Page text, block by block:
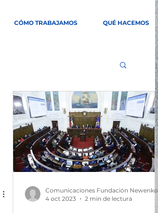
CÓMO TRABAJAMOS QUÉ HACEMOS
Comunicaciones Fundación Newenko
4 oct 2023
2 min de lectura